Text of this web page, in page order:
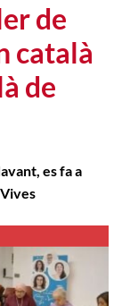
de
català
de
es fa a